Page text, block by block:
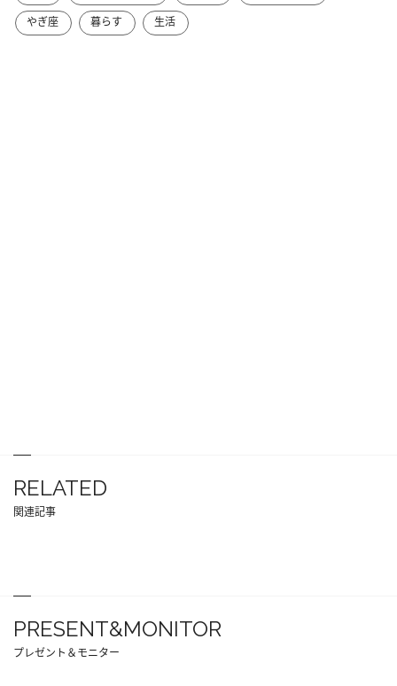
やぎ座
暮らす 生活
RELATED
関連記事
PRESENT&MONITOR
プレゼント＆モニター